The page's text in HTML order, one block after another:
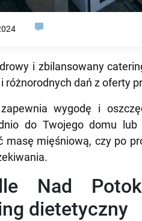
i zbilansowany
różnorodnych dań z oferty
wygodę i
do Twojego domu
masę mięśniową, czy po
Nad
dietetyczny